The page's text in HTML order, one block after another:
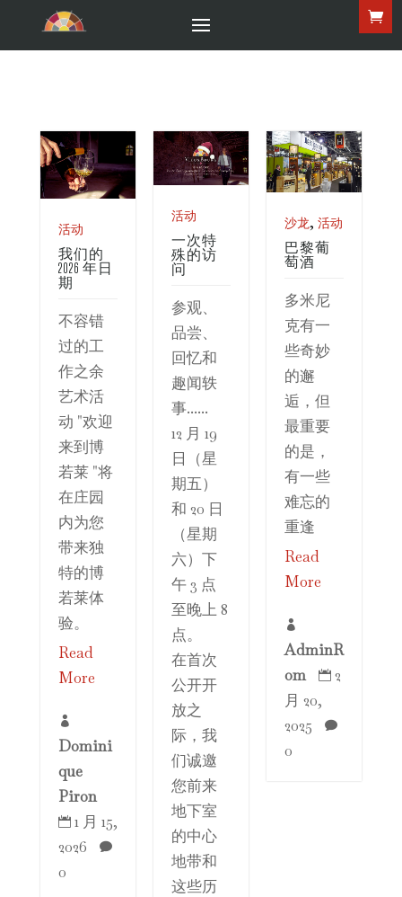
活动
我们的
2026 年日
期
不容错
过的工
作之余
艺术活
动 "欢迎
来到博
若莱 "将
在庄园
内为您
带来独
特的博
若莱体
验。
Read
More

Domini
que
Piron
 1 月 15,
2026

0
活动
一次特
殊的访
问
参观、
品尝、
回忆和
趣闻轶
事......
12 月 19
日（星
期五）
和 20 日
（星期
六）下
午 3 点
至晚上 8
点。
在首次
公开开
放之
际，我
们诚邀
您前来
地下室
的中心
地带和
这些历
沙龙,活动
巴黎葡
萄酒
多米尼
克有一
些奇妙
的邂
逅，但
最重要
的是，
有一些
难忘的
重逢
Read
More

AdminR
om
 2
月 20,
2025

0